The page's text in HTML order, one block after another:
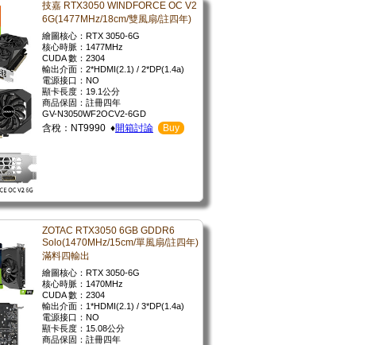
技嘉 RTX3050 WINDFORCE OC V2
6G(1477MHz/18cm/雙風扇/註四年)
繪圖核心：RTX 3050-6G
核心時脈：1477MHz
CUDA 數：2304
輸出介面：2*HDMI(2.1) / 2*DP(1.4a)
電源接口：NO
顯卡長度：19.1公分
商品保固：註冊四年
GV-N3050WF2OCV2-6GD
含稅：NT9990 ♦開箱討論 Buy
ZOTAC RTX3050 6GB GDDR6
Solo(1470MHz/15cm/單風扇/註四年)
滿料四輸出
繪圖核心：RTX 3050-6G
核心時脈：1470MHz
CUDA 數：2304
輸出介面：1*HDMI(2.1) / 3*DP(1.4a)
電源接口：NO
顯卡長度：15.08公分
商品保固：註冊四年